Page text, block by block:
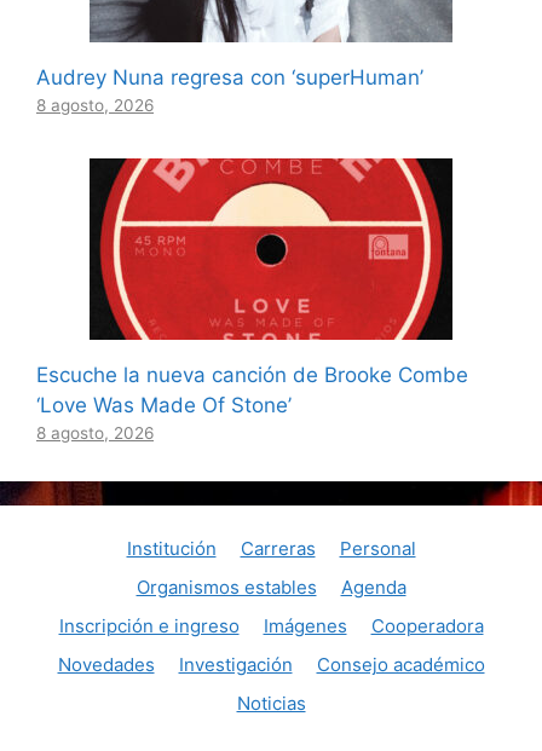
Audrey Nuna regresa con ‘superHuman’
8 agosto, 2026
Escuche la nueva canción de Brooke Combe
‘Love Was Made Of Stone’
8 agosto, 2026
Institución Carreras
Personal
Organismos estables
Agenda
Inscripción e ingreso
Imágenes
Cooperadora
Novedades
Investigación
Consejo académico
Noticias